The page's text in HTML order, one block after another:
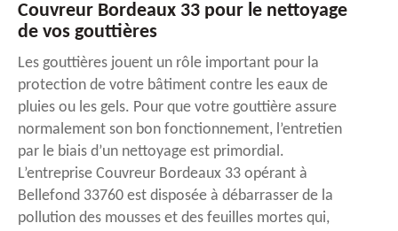
Couvreur Bordeaux 33 pour le nettoyage
de vos gouttières
Les gouttières jouent un rôle important pour la
protection de votre bâtiment contre les eaux de
pluies ou les gels. Pour que votre gouttière assure
normalement son bon fonctionnement, l’entretien
par le biais d’un nettoyage est primordial.
L’entreprise Couvreur Bordeaux 33 opérant à
Bellefond 33760 est disposée à débarrasser de la
pollution des mousses et des feuilles mortes qui,